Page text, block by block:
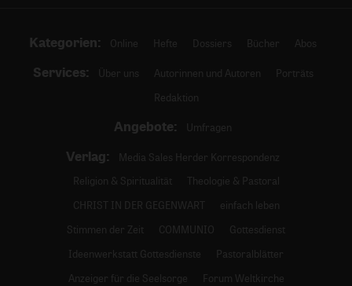
Kategorien: Online Hefte Dossiers Bücher Abos
Services: Über uns Autorinnen und Autoren
Porträts
Redaktion
Angebote: Umfragen
Verlag:
Media Sales Herder Korrespondenz
Religion & Spiritualität
Theologie & Pastoral
CHRIST IN DER GEGENWART
einfach leben
Stimmen der Zeit
COMMUNIO
Gottesdienst
Ideenwerkstatt Gottesdienste
Pastoralblätter
Anzeiger für die Seelsorge
Forum Weltkirche